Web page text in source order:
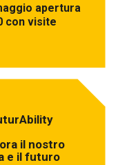
apertura
con visite
il nostro
e il futuro